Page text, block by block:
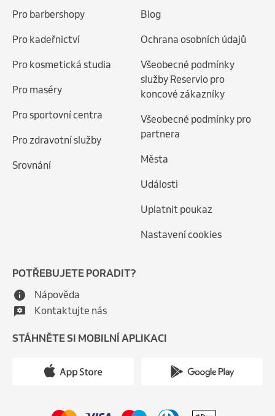
Pro barbershopy
Pro kadeřnictví
Pro kosmetická studia
Pro maséry
Pro sportovní centra
Pro zdravotní služby
Srovnání
Blog
Ochrana osobních údajů
Všeobecné podmínky
služby Reservio pro
koncové zákazníky
Všeobecné podmínky pro
partnera
Města
Události
Uplatnit poukaz
Nastavení cookies
POTŘEBUJETE PORADIT?
Nápověda
Kontaktujte nás
STÁHNĚTE SI MOBILNÍ APLIKACI